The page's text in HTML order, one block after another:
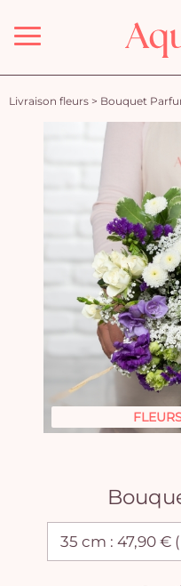
Menu
Livraison fleurs > Bouquet